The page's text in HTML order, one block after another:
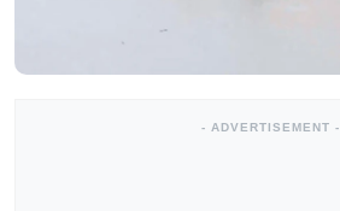
- ADVERTISEMENT -